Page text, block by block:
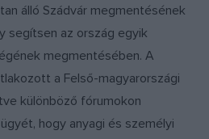
álló Szádvár megmentésének
segítsen az ország egyik
megmentésében. A
a Felső-magyarországi
különböző fórumokon
hogy anyagi és személyi